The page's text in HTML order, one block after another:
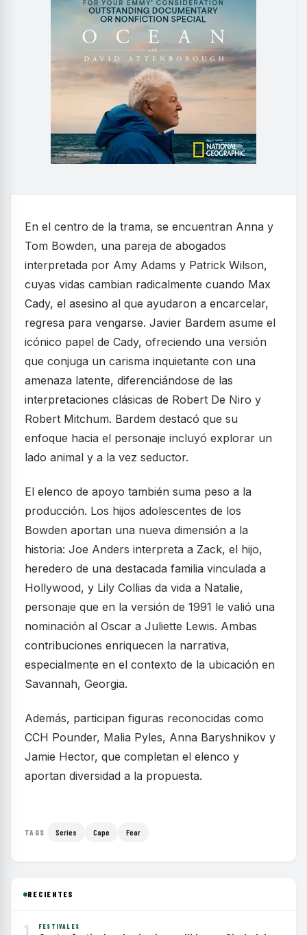
En el centro de la trama, se encuentran Anna y
Tom Bowden, una pareja de abogados
interpretada por Amy Adams y Patrick Wilson,
cuyas vidas cambian radicalmente cuando Max
Cady, el asesino al que ayudaron a encarcelar,
regresa para vengarse. Javier Bardem asume el
icónico papel de Cady, ofreciendo una versión
que conjuga un carisma inquietante con una
amenaza latente, diferenciándose de las
interpretaciones clásicas de Robert De Niro y
Robert Mitchum. Bardem destacó que su
enfoque hacia el personaje incluyó explorar un
lado animal y a la vez seductor.
El elenco de apoyo también suma peso a la
producción. Los hijos adolescentes de los
Bowden aportan una nueva dimensión a la
historia: Joe Anders interpreta a Zack, el hijo,
heredero de una destacada familia vinculada a
Hollywood, y Lily Collias da vida a Natalie,
personaje que en la versión de 1991 le valió una
nominación al Oscar a Juliette Lewis. Ambas
contribuciones enriquecen la narrativa,
especialmente en el contexto de la ubicación en
Savannah, Georgia.
Además, participan figuras reconocidas como
CCH Pounder, Malia Pyles, Anna Baryshnikov y
Jamie Hector, que completan el elenco y
aportan diversidad a la propuesta.
TAGS Series Cape Fear
RECIENTES
FESTIVALES